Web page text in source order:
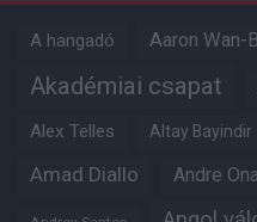
A hangadó Aaron Wan-
Akadémiai csapat
Alex Telles Altay Bayindir
Amad Diallo Andre